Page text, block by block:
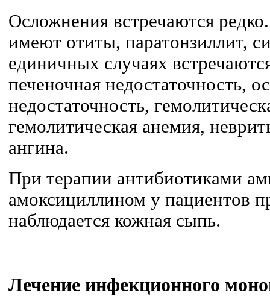
Осложнения встречаются
имеют отиты, паратонзиллит,
единичных случаях
печеночная недостаточность,
недостаточность,
гемолитическая анемия,
ангина.
При терапии антибиотиками
амоксициллином у пациентов
наблюдается кожная сыпь.
Лечение инфекционного